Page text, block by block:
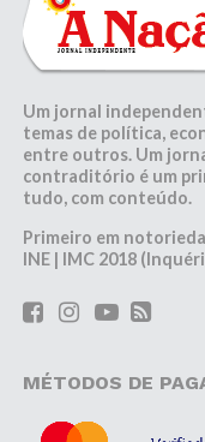
Um jornal
temas de política,
entre outros. Um
contraditório é um
tudo, com conteúdo.
Primeiro em
INE | IMC 2018
MÉTODOS DE